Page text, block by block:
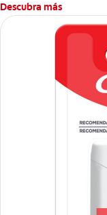
Descubra más